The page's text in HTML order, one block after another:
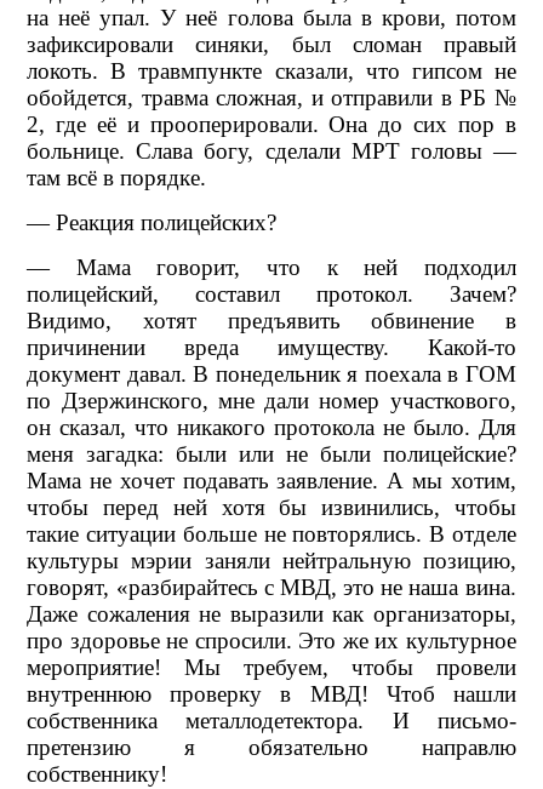
на неё упал. У неё голова была в крови, потом
зафиксировали синяки, был сломан правый
локоть. В травмпункте сказали, что гипсом не
обойдется, травма сложная, и отправили в РБ №
2, где её и прооперировали. Она до сих пор в
больнице. Слава богу, сделали МРТ головы —
там всё в порядке.
— Реакция полицейских?
— Мама говорит, что к ней подходил
полицейский, составил протокол. Зачем?
Видимо, хотят предъявить обвинение в
причинении вреда имуществу. Какой-то
документ давал. В понедельник я поехала в ГОМ
по Дзержинского, мне дали номер участкового,
он сказал, что никакого протокола не было. Для
меня загадка: были или не были полицейские?
Мама не хочет подавать заявление. А мы хотим,
чтобы перед ней хотя бы извинились, чтобы
такие ситуации больше не повторялись. В отделе
культуры мэрии заняли нейтральную позицию,
говорят, «разбирайтесь с МВД, это не наша вина.
Даже сожаления не выразили как организаторы,
про здоровье не спросили. Это же их культурное
мероприятие! Мы требуем, чтобы провели
внутреннюю проверку в МВД! Чтоб нашли
собственника металлодетектора. И письмо-
претензию я обязательно направлю
собственнику!